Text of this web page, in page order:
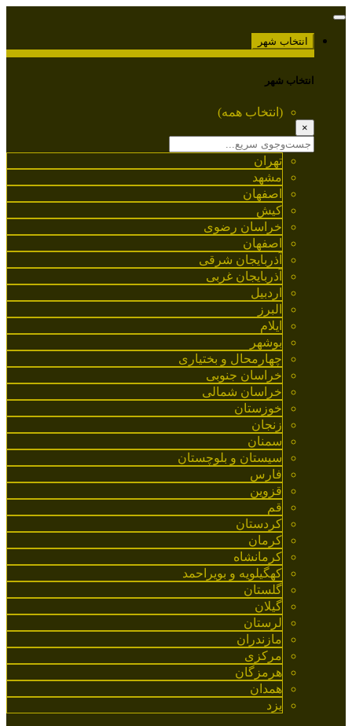
انتخاب شهر
انتخاب شهر
(انتخاب همه)
×
تهران
مشهد
اصفهان
کیش
خراسان رضوی
اصفهان
آذربایجان شرقی
آذربایجان غربی
اردبیل
البرز
ایلام
بوشهر
چهارمحال و بختیاری
خراسان جنوبی
خراسان شمالی
خوزستان
زنجان
سمنان
سیستان و بلوچستان
فارس
قزوین
قم
کردستان
کرمان
کرمانشاه
کهگیلویه و بویراحمد
گلستان
گیلان
لرستان
مازندران
مرکزی
هرمزگان
همدان
یزد